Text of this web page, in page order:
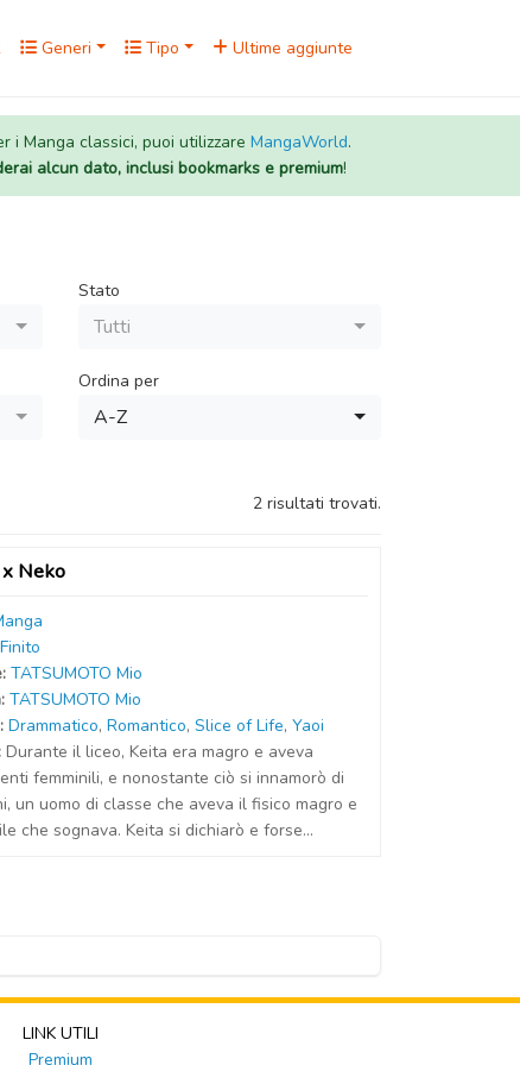
Generi Tipo Ultime aggiunte
i Manga classici, puoi utilizzare MangaWorld.
alcun dato, inclusi bookmarks e premium!
Stato
Tutti
Ordina per
A-Z
2 risultati trovati.
Neko
Finito
:TATSUMOTO Mio
:TATSUMOTO Mio
Drammatico,Romantico,Slice of Life,Yaoi
Durante il liceo, Keita era magro e aveva
femminili, e nonostante ciò si innamorò di
un uomo di classe che aveva il fisico magro e
che sognava. Keita si dichiarò e forse...
LINK UTILI
Premium